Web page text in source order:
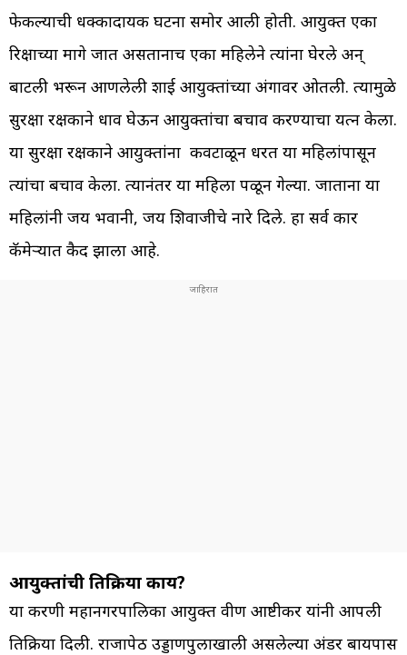
फेकल्याची धक्कादायक घटना समोर आली होती. आयुक्त एका
रिक्षाच्या मागे जात असतानाच एका महिलेने त्यांना घेरले अन्
बाटली भरून आणलेली शाई आयुक्तांच्या अंगावर ओतली. त्यामुळे
सुरक्षा रक्षकाने धाव घेऊन आयुक्तांचा बचाव करण्याचा प्रयत्न केला.
या सुरक्षा रक्षकाने आयुक्तांना कवटाळून धरत या महिलांपासून
त्यांचा बचाव केला. त्यानंतर या महिला पळून गेल्या. जाताना या
महिलांनी जय भवानी, जय शिवाजीचे नारे दिले. हा सर्व प्रकार
कॅमेऱ्यात कैद झाला आहे.
आयुक्तांची प्रतिक्रिया काय?
या प्रकरणी महानगरपालिका आयुक्त प्रवीण आष्टीकर यांनी आपली
प्रतिक्रिया दिली. राजापेठ उड्डाणपुलाखाली असलेल्या अंडर बायपास